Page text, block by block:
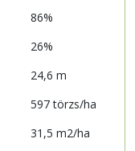
86%
26%
24,6 m
597 törzs/ha
31,5 m2/ha